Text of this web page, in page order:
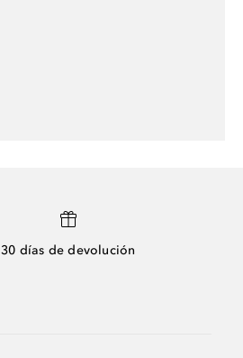
30 días de devolución